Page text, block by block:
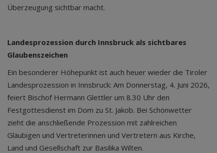
Überzeugung sichtbar macht.
Landesprozession durch Innsbruck als sichtbares
Glaubenszeichen
Ein besonderer Höhepunkt ist auch heuer wieder die Tiroler
Landesprozession in Innsbruck: Am Donnerstag, 4. Juni 2026,
feiert Bischof Hermann Glettler um 8.30 Uhr den
Festgottesdienst im Dom zu St. Jakob. Bei Schönwetter
zieht die anschließende Prozession mit zahlreichen
Gläubigen und Vertreterinnen und Vertretern aus Kirche,
Land und Gesellschaft zur Basilika Wilten.